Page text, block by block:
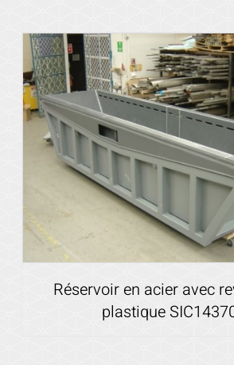
Voir les détails
Réservoir en acier avec
plastique